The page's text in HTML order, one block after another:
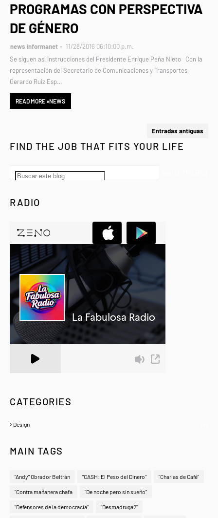
PROGRAMAS CON PERSPECTIVA
DE GÉNERO
news informanet
11/28/2016 06:10:00 p.m.
Se siguen así instrucciones del Presidente Enrique Peña Nieto Con la
representación del Secretario de Comunicaciones y Transportes,
Gerardo Ruiz Esp…
READ MORE »NEWS
Entradas antiguas
FIND THE JOB THAT FITS YOUR LIFE
RADIO
CATEGORIES
Design
MAIN TAGS
"Andy" Obrador Beltrán "CASH: El Peso del Dinero" "Charlas de Café"
"Contra mañanera chafa "De noche pero sin sueño"
"Defensores de la democracia" "Desmadruga2"